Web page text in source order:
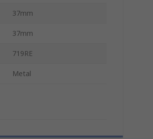
37mm
37mm
719RE
Metal